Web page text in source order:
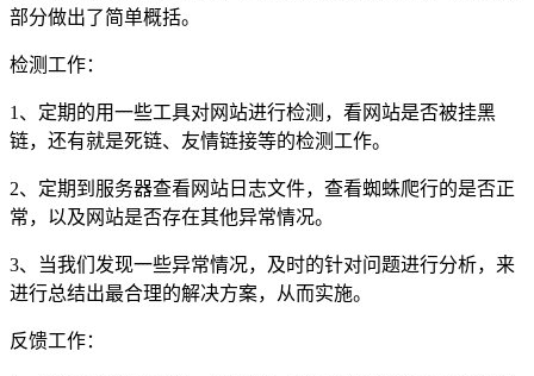
部分做出了简单概括。
检测工作：
1、定期的用一些工具对网站进行检测，看网站是否被挂黑
链，还有就是死链、友情链接等的检测工作。
2、定期到服务器查看网站日志文件，查看蜘蛛爬行的是否正
常，以及网站是否存在其他异常情况。
3、当我们发现一些异常情况，及时的针对问题进行分析，来
进行总结出最合理的解决方案，从而实施。
反馈工作：